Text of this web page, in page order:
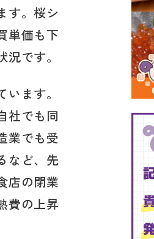
す。桜シ
単価も下
です。
ます。
社でも同
業でも受
など、先
店の閉業
費の上昇